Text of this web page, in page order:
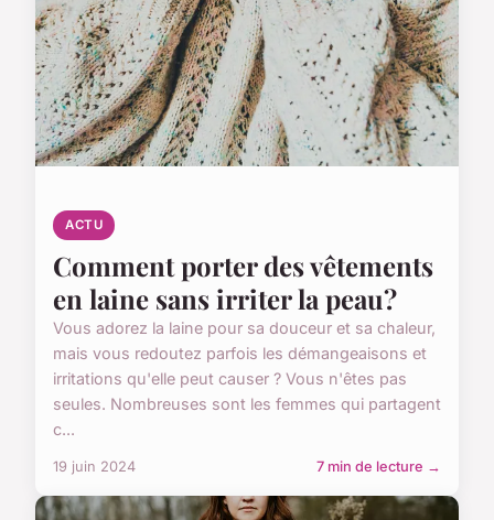
ACTU
Comment porter des vêtements
en laine sans irriter la peau?
Vous adorez la laine pour sa douceur et sa chaleur,
mais vous redoutez parfois les démangeaisons et
irritations qu'elle peut causer ? Vous n'êtes pas
seules. Nombreuses sont les femmes qui partagent
c...
19 juin 2024 7 min de lecture →